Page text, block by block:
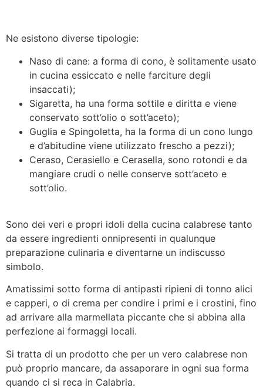
Ne esistono diverse tipologie:
Naso di cane: a forma di cono, è solitamente usato
in cucina essiccato e nelle farciture degli
insaccati);
Sigaretta, ha una forma sottile e diritta e viene
conservato sott’olio o sott’aceto);
Guglia e Spingoletta, ha la forma di un cono lungo
e d’abitudine viene utilizzato frescho a pezzi);
Ceraso, Cerasiello e Cerasella, sono rotondi e da
mangiare crudi o nelle conserve sott’aceto e
sott’olio.
Sono dei veri e propri idoli della cucina calabrese tanto
da essere ingredienti onnipresenti in qualunque
preparazione culinaria e diventarne un indiscusso
simbolo.
Amatissimi sotto forma di antipasti ripieni di tonno alici
e capperi, o di crema per condire i primi e i crostini, fino
ad arrivare alla marmellata piccante che si abbina alla
perfezione ai formaggi locali.
Si tratta di un prodotto che per un vero calabrese non
può proprio mancare, da assaporare in ogni sua forma
quando ci si reca in Calabria.